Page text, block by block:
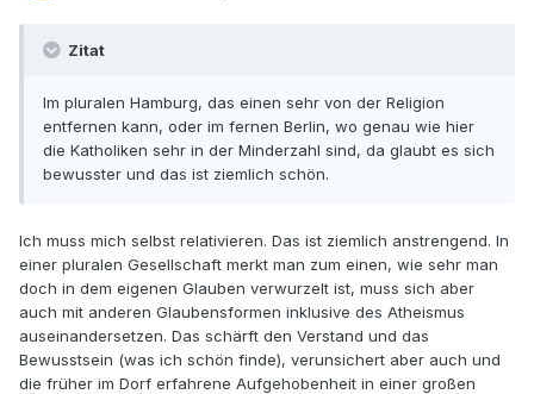
Zitat
Im pluralen Hamburg, das einen sehr von der Religion
entfernen kann, oder im fernen Berlin, wo genau wie hier
die Katholiken sehr in der Minderzahl sind, da glaubt es sich
bewusster und das ist ziemlich schön.
Ich muss mich selbst relativieren. Das ist ziemlich anstrengend. In
einer pluralen Gesellschaft merkt man zum einen, wie sehr man
doch in dem eigenen Glauben verwurzelt ist, muss sich aber
auch mit anderen Glaubensformen inklusive des Atheismus
auseinandersetzen. Das schärft den Verstand und das
Bewusstsein (was ich schön finde), verunsichert aber auch und
die früher im Dorf erfahrene Aufgehobenheit in einer großen